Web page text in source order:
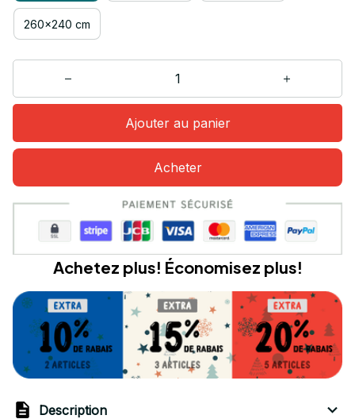
260x240 cm
Ajouter au panier
Acheter
Achetez plus! Économisez plus!
Description